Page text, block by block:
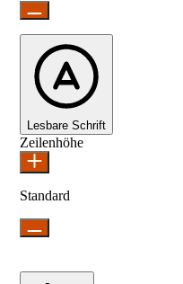
Lesbare Schrift
Zeilenhöhe
Standard